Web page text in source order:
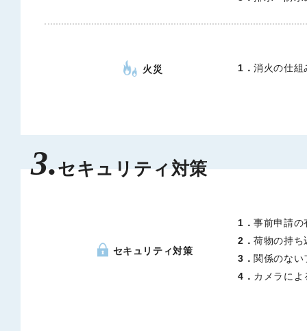
火災 1．消火の仕組
3.セキュリティ対策
セキュリティ対策
1．事前申請の
2．荷物の持ち
3． 関係のない
4． カメラによ